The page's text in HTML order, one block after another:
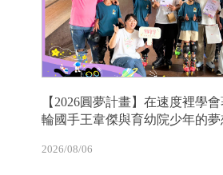
【2026圓夢計畫】在速度裡學
輪國手王韋傑與育幼院少年的夢
2026/08/06